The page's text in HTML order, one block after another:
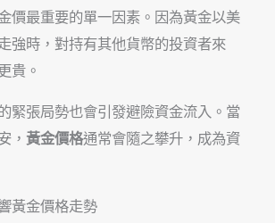
價最重要的單一因素。因為黃金以美
強時，對持有其他貨幣的投資者來
貴。
緊張局勢也會引發避險資金流入。當
， 黃金價格通常會隨之攀升，成為資
黃金價格走勢